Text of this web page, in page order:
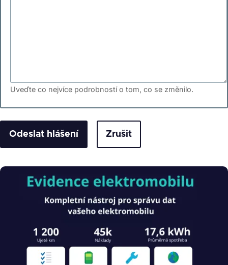
Uveďte co nejvíce podrobností o tom, co se změnilo.
Zrušit
Obrázek